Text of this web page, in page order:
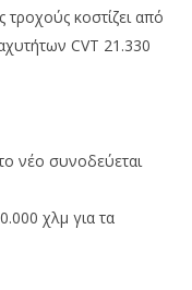
τροχούς κοστίζει από
CVT 21.330
νέο συνοδεύεται
χλμ για τα